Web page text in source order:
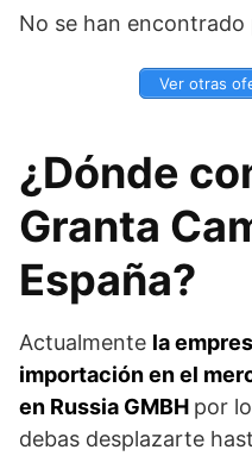
No se han
Ver otras
¿Dónde
Granta
España?
Actualmente la
importación en el
en Russia GMBH por
debas desplazarte